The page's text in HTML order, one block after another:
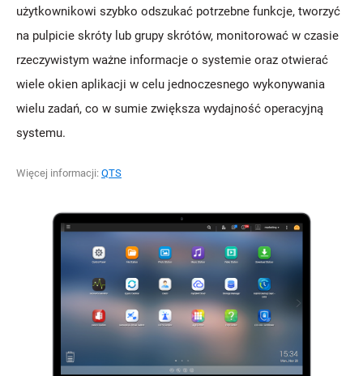
użytkownikowi szybko odszukać potrzebne funkcje, tworzyć
na pulpicie skróty lub grupy skrótów, monitorować w czasie
rzeczywistym ważne informacje o systemie oraz otwierać
wiele okien aplikacji w celu jednoczesnego wykonywania
wielu zadań, co w sumie zwiększa wydajność operacyjną
systemu.
Więcej informacji: QTS